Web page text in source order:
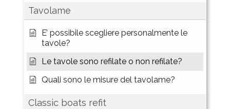
Tavolame
E’ possibile scegliere personalmente le
tavole?
Le tavole sono refilate o non refilate?
Quali sono le misure del tavolame?
Classic boats refit